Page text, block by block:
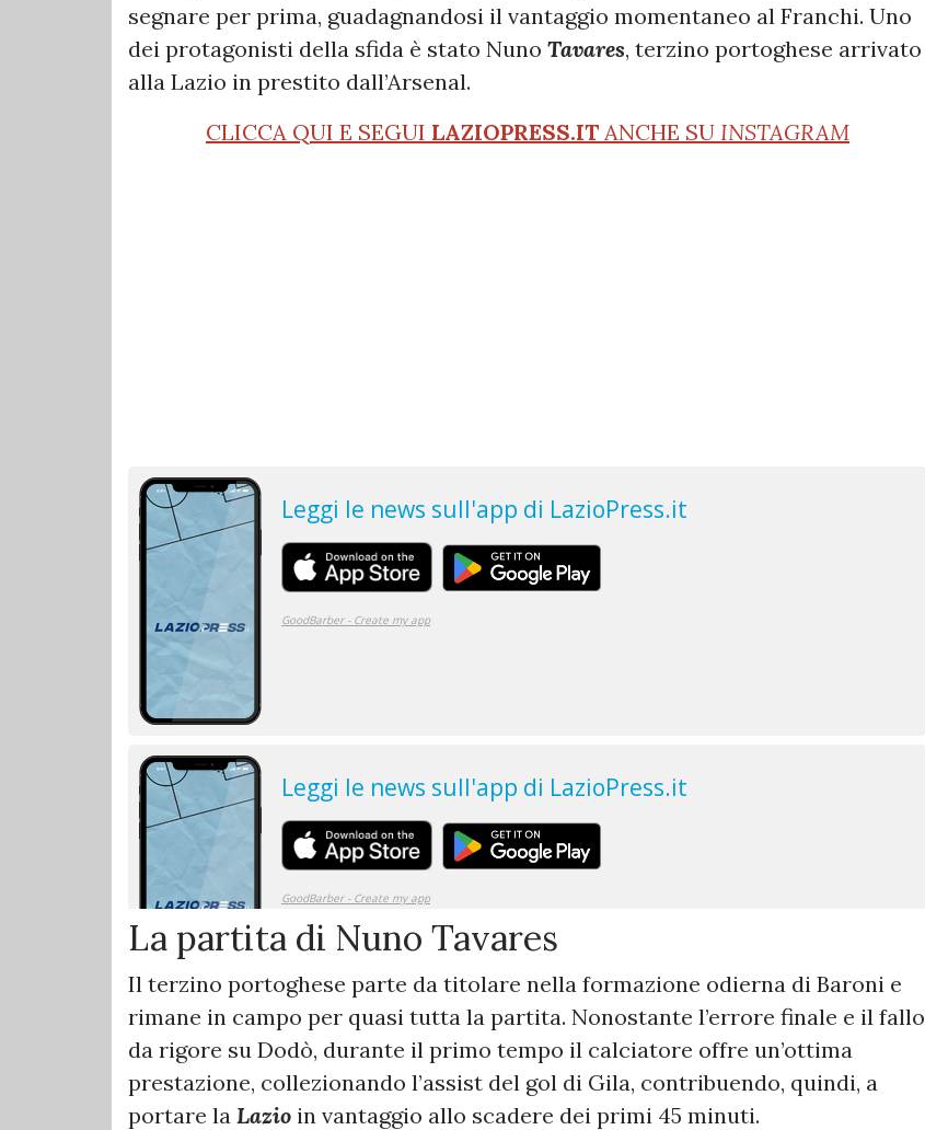
segnare per prima, guadagnandosi il vantaggio momentaneo al Franchi. Uno
dei protagonisti della sfida è stato Nuno Tavares, terzino portoghese arrivato
alla Lazio in prestito dall’Arsenal.
CLICCA QUI E SEGUI LAZIOPRESS.IT ANCHE SU INSTAGRAM
La partita di Nuno Tavares
Il terzino portoghese parte da titolare nella formazione odierna di Baroni e
rimane in campo per quasi tutta la partita. Nonostante l’errore finale e il fallo
da rigore su Dodò, durante il primo tempo il calciatore offre un’ottima
prestazione, collezionando l’assist del gol di Gila, contribuendo, quindi, a
portare la Lazio in vantaggio allo scadere dei primi 45 minuti.